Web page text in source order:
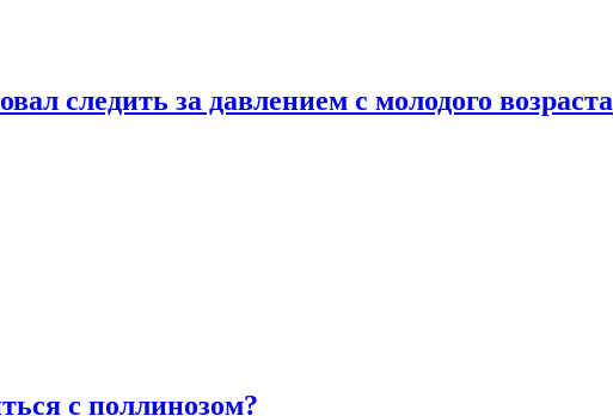
следить за давлением с молодого возраста
с поллинозом?